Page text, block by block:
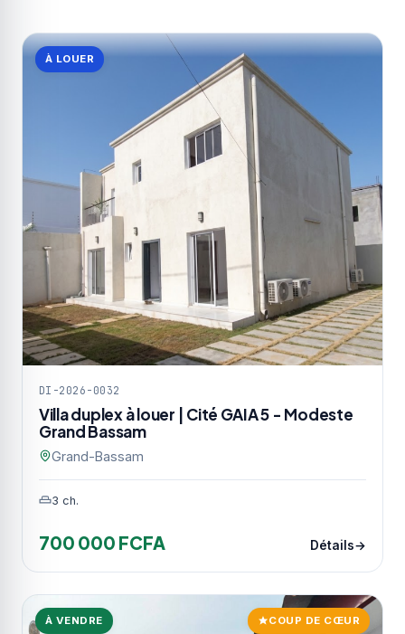
À LOUER
DI-2026-0032
Villa duplex à louer | Cité GAIA 5 - Modeste
Grand Bassam
Grand-Bassam
3 ch.
700 000 FCFA Détails
À VENDRE COUP DE CŒUR